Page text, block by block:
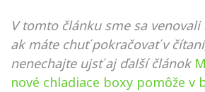
V tomto článku sme sa
ak máte chuť pokračovať v
nenechajte ujsť aj ďalší článok
nové chladiace boxy pomôže v